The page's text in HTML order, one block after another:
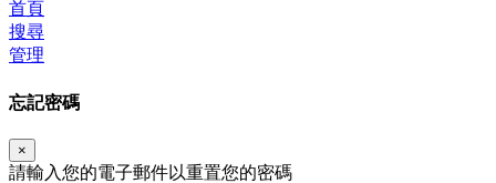
首頁
搜尋
管理
忘記密碼
×
請輸入您的電子郵件以重置您的密碼